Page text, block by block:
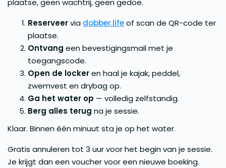
Reserveervia dobber.lifeof scan de QR-code ter
plaatse.
Ontvang een bevestigingsmail met je
toegangscode.
Open de lockeren haal je kajak, peddel,
zwemvest en drybag op.
Ga het water op — volledig zelfstandig.
Berg alles terug na je sessie.
Klaar. Binnen één minuut sta je op het water.
Gratis annuleren tot 3 uur voor het begin van je sessie.
Je krijgt dan een voucher voor een nieuwe boeking.